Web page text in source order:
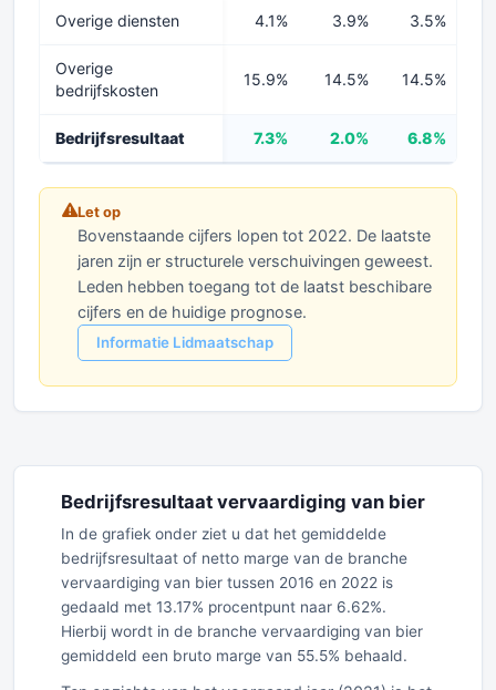
Overige diensten 4.1% 3.9% 3.5%
Overige
bedrijfskosten
15.9% 14.5% 14.5%
Bedrijfsresultaat 7.3% 2.0% 6.8%
Let op
Bovenstaande cijfers lopen tot 2022. De laatste
jaren zijn er structurele verschuivingen geweest.
Leden hebben toegang tot de laatst beschibare
cijfers en de huidige prognose.
Informatie Lidmaatschap
Bedrijfsresultaat vervaardiging van bier
In de grafiek onder ziet u dat het gemiddelde
bedrijfsresultaat of netto marge van de branche
vervaardiging van bier tussen 2016 en 2022 is
gedaald met 13.17% procentpunt naar 6.62%.
Hierbij wordt in de branche vervaardiging van bier
gemiddeld een bruto marge van 55.5% behaald.